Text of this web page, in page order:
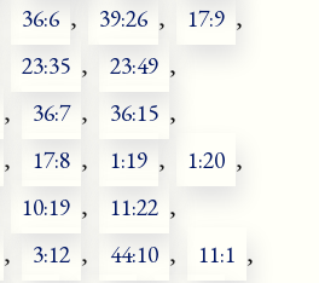
36:6 , 39:26 , 17:9 ,
23:35 , 23:49 ,
, 36:7 , 36:15 ,
, 17:8 , 1:19 , 1:20 ,
10:19 , 11:22 ,
, 3:12 , 44:10 , 11:1 ,